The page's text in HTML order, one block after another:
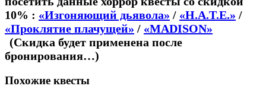
10% : «Изгоняющий дьявола» / «H.А.T.E.» /
«Проклятие плачущей» / «MADISON»
(Скидка будет применена после
бронирования…)
Похожие квесты